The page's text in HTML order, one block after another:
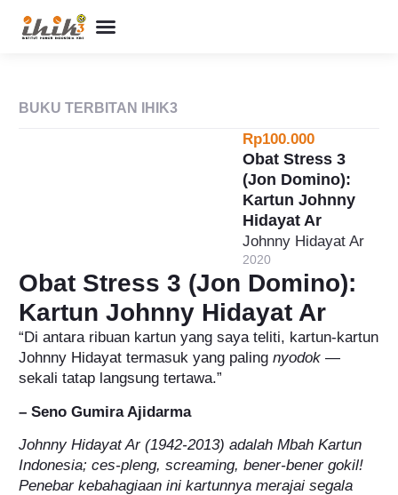
BUKU TERBITAN IHIK3
Rp100.000
Obat Stress 3
(Jon Domino):
Kartun Johnny
Hidayat Ar
Johnny Hidayat Ar
2020
Obat Stress 3 (Jon Domino):
Kartun Johnny Hidayat Ar
“Di antara ribuan kartun yang saya teliti, kartun-kartun
Johnny Hidayat termasuk yang paling nyodok —
sekali tatap langsung tertawa.”
– Seno Gumira Ajidarma
Johnny Hidayat Ar (1942-2013) adalah Mbah Kartun
Indonesia; ces-pleng, screaming, bener-bener gokil!
Penebar kebahagiaan ini kartunnya merajai segala